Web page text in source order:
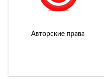
Авторские права